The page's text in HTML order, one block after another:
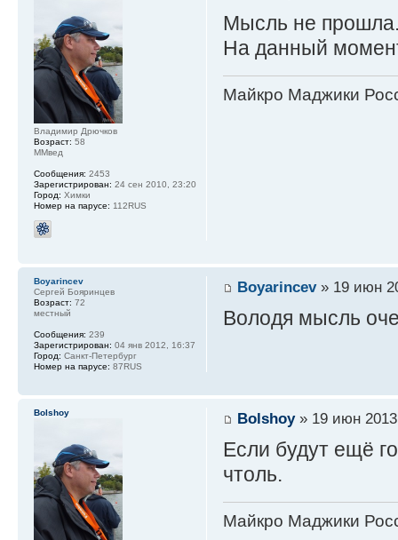
Мысль не
На данный
Майкро Маджики
Владимир Дрючков
Возраст: 58
ММвед
Сообщения: 2453
Зарегистрирован: 24 сен 2010, 23:20
Город: Химки
Номер на парусе: 112RUS
Boyarincev» 19 июн
Володя мысль
Boyarincev
Сергей Бояринцев
Возраст: 72
местный
Сообщения: 239
Зарегистрирован: 04 янв 2012, 16:37
Город: Санкт-Петербург
Номер на парусе: 87RUS
Bolshoy» 19 июн
Если будут ещё
чтоль.
Майкро Маджики
Bolshoy